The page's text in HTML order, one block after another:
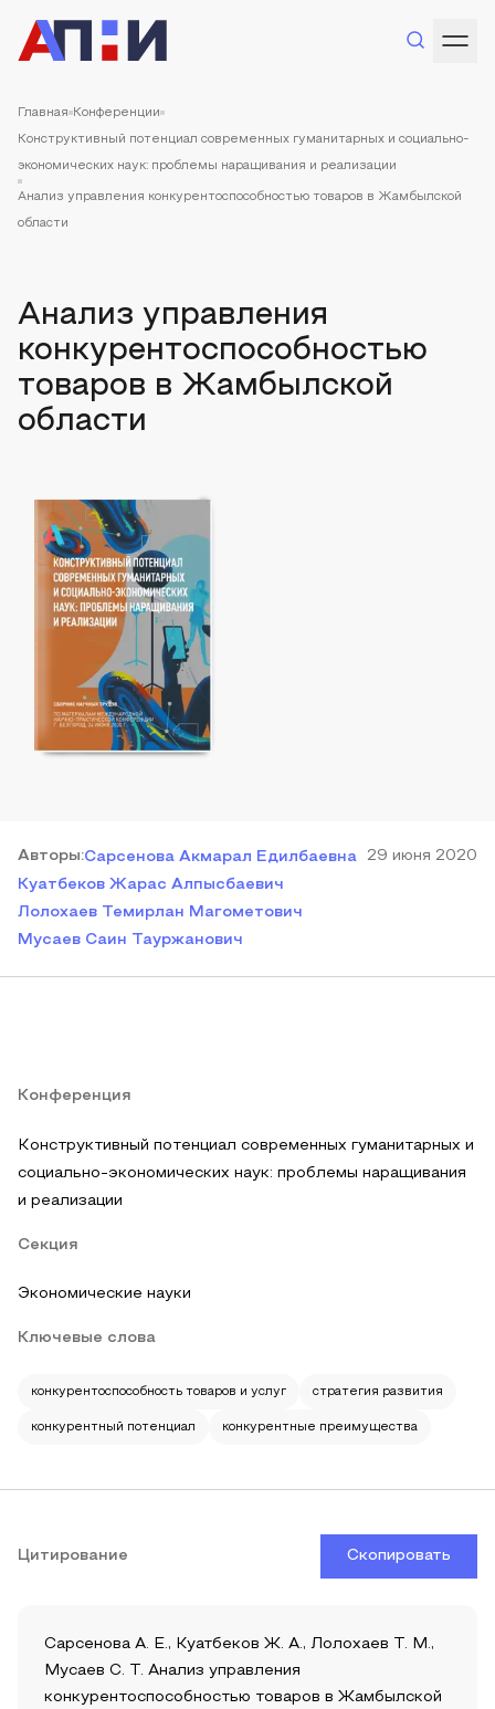
Главная Конференции
Конструктивный потенциал современных гуманитарных и социально-
экономических наук: проблемы наращивания и реализации
Анализ управления конкурентоспособностью товаров в Жамбылской
области
Анализ управления
конкурентоспособностью
товаров в Жамбылской
области
Авторы:Сарсенова Акмарал Едилбаевна
Куатбеков Жарас Алпысбаевич
Лолохаев Темирлан Магометович
Мусаев Саин Тауржанович
29 июня 2020
Конференция
Конструктивный потенциал современных гуманитарных и
социально-экономических наук: проблемы наращивания
и реализации
Секция
Экономические науки
Ключевые слова
конкурентоспособность товаров и услуг стратегия развития
конкурентный потенциал конкурентные преимущества
Цитирование Скопировать
Сарсенова А. Е., Куатбеков Ж. А., Лолохаев Т. М.,
Мусаев С. Т. Анализ управления
конкурентоспособностью товаров в Жамбылской